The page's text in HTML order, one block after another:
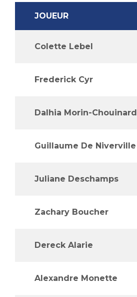
JOUEUR
Colette Lebel
Frederick Cyr
Dalhia Morin-Chouinard
Guillaume De Niverville
Juliane Deschamps
Zachary Boucher
Dereck Alarie
Alexandre Monette